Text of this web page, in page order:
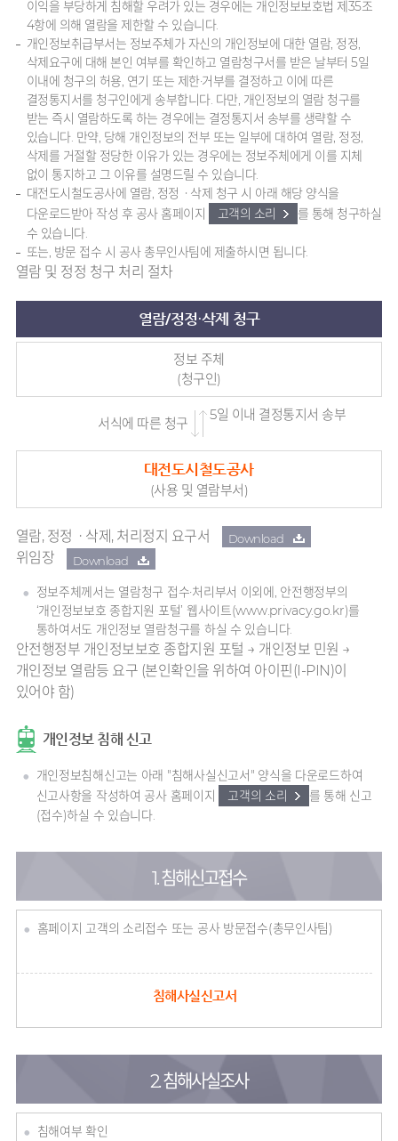
이익을 부당하게 침해할 우려가 있는 경우에는 개인정보보호법 제35조
4항에 의해 열람을 제한할 수 있습니다.
개인정보취급부서는 정보주체가 자신의 개인정보에 대한 열람, 정정,
삭제요구에 대해 본인 여부를 확인하고 열람청구서를 받은 날부터 5일
이내에 청구의 허용, 연기 또는 제한·거부를 결정하고 이에 따른
결정통지서를 청구인에게 송부합니다. 다만, 개인정보의 열람 청구를
받는 즉시 열람하도록 하는 경우에는 결정통지서 송부를 생략할 수
있습니다. 만약, 당해 개인정보의 전부 또는 일부에 대하여 열람, 정정,
삭제를 거절할 정당한 이유가 있는 경우에는 정보주체에게 이를 지체
없이 통지하고 그 이유를 설명드릴 수 있습니다.
대전도시철도공사에 열람, 정정ㆍ삭제 청구 시 아래 해당 양식을
다운로드받아 작성 후 공사 홈페이지
고객의 소리
를 통해 청구하실
수 있습니다.
또는, 방문 접수 시 공사 총무인사팀에 제출하시면 됩니다.
열람 및 정정 청구 처리 절차
열람/정정·삭제 청구
정보 주체
(청구인)
서식에 따른 청구
5일 이내 결정통지서 송부
대전도시철도공사
(사용 및 열람부서)
열람, 정정ㆍ삭제, 처리정지 요구서 Download
위임장 Download
정보주체께서는 열람청구 접수·처리부서 이외에, 안전행정부의
‘개인정보보호 종합지원 포털’ 웹사이트(www.privacy.go.kr)를
통하여서도 개인정보 열람청구를 하실 수 있습니다.
안전행정부 개인정보보호 종합지원 포털 → 개인정보 민원 →
개인정보 열람등 요구 (본인확인을 위하여 아이핀(I-PIN)이
있어야 함)
개인정보 침해 신고
개인정보침해신고는 아래 "침해사실신고서" 양식을 다운로드하여
신고사항을 작성하여 공사 홈페이지
고객의 소리
를 통해 신고
(접수)하실 수 있습니다.
1. 침해신고접수
홈페이지 고객의 소리접수 또는 공사 방문접수(총무인사팀)
침해사실신고서
2. 침해사실조사
침해여부 확인